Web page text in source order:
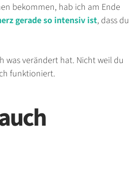
bekommen, hab ich am Ende
gerade so intensiv ist, dass du
was verändert hat. Nicht weil du
funktioniert.